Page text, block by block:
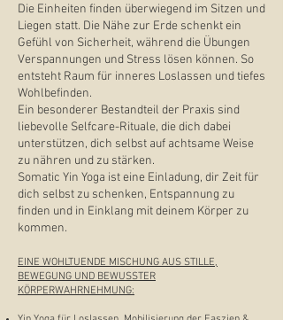
Die Einheiten finden überwiegend im Sitzen und
Liegen statt. Die Nähe zur Erde schenkt ein
Gefühl von Sicherheit, während die Übungen
Verspannungen und Stress lösen können. So
entsteht Raum für inneres Loslassen und tiefes
Wohlbefinden.
Ein besonderer Bestandteil der Praxis sind
liebevolle Selfcare-Rituale, die dich dabei
unterstützen, dich selbst auf achtsame Weise
zu nähren und zu stärken.
Somatic Yin Yoga ist eine Einladung, dir Zeit für
dich selbst zu schenken, Entspannung zu
finden und in Einklang mit deinem Körper zu
kommen.
EINE WOHLTUENDE MISCHUNG AUS STILLE,
BEWEGUNG UND BEWUSSTER
KÖRPERWAHRNEHMUNG: